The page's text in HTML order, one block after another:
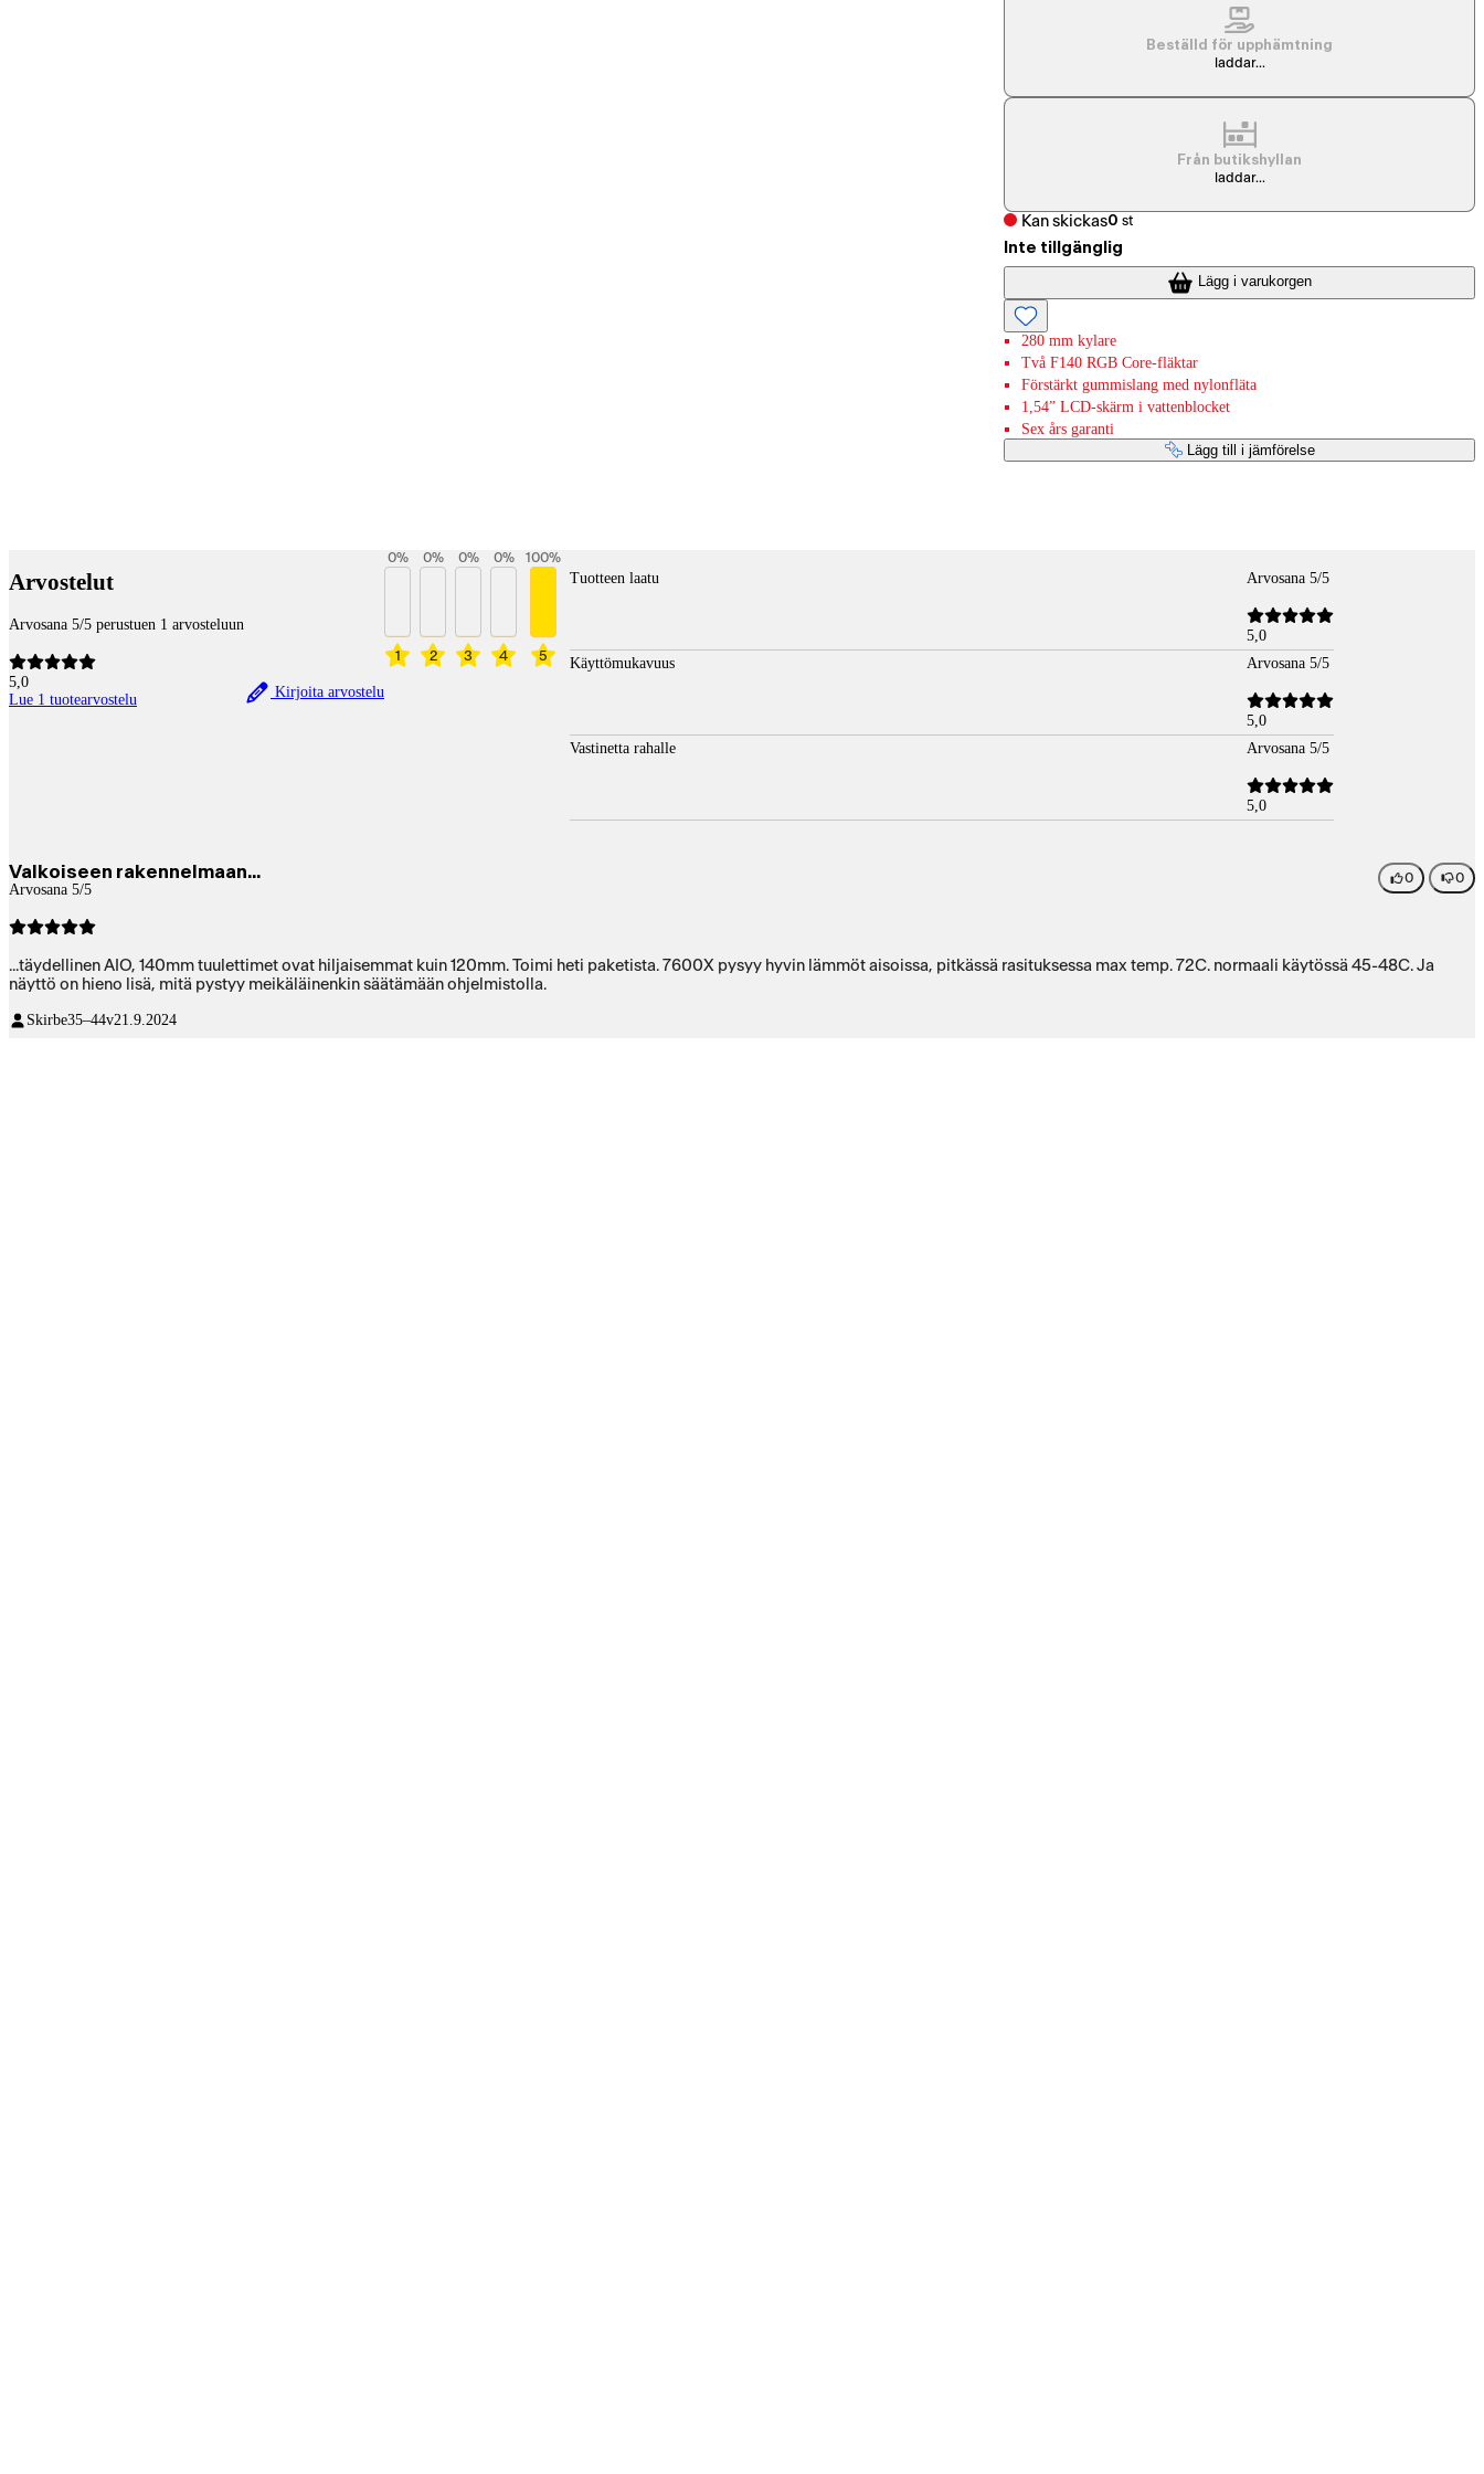
Beställd för upphämtning
laddar...
Från butikshyllan
laddar...
Kan skickas0 st
Inte tillgänglig
Lägg i varukorgen
280 mm kylare
Två F140 RGB Core-fläktar
Förstärkt gummislang med nylonfläta
1,54” LCD-skärm i vattenblocket
Sex års garanti
Lägg till i jämförelse
Arvostelut
Arvosana 5/5 perustuen 1 arvosteluun
5,0
Lue 1 tuotearvostelu
Kirjoita arvostelu
1
0%
2
0%
3
0%
4
0%
5
100%
Tuotteen laatu Arvosana 5/5
5,0
Käyttömukavuus
Arvosana 5/5
5,0
Vastinetta rahalle
Arvosana 5/5
5,0
Valkoiseen rakennelmaan...
Arvosana 5/5
0 0
...täydellinen AIO, 140mm tuulettimet ovat hiljaisemmat kuin 120mm. Toimi heti paketista. 7600X pysyy hyvin lämmöt aisoissa, pitkässä rasituksessa max temp. 72C. normaali käytössä 45-48C. Ja
näyttö on hieno lisä, mitä pystyy meikäläinenkin säätämään ohjelmistolla.
Skirbe35–44v21.9.2024